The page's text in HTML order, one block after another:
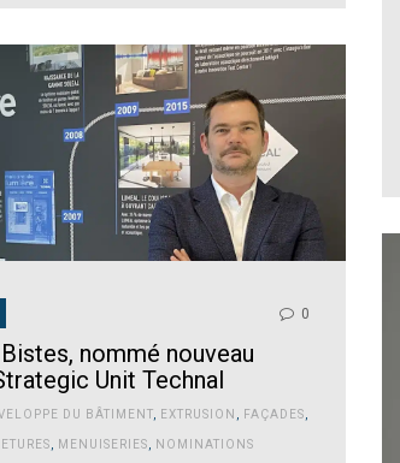
0
nommé nouveau
Unit Technal
DU BÂTIMENT EXTRUSION FAÇADES
MENUISERIES NOMINATIONS